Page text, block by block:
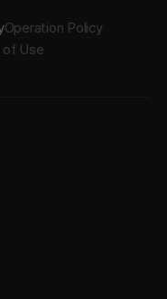
Operation Policy
of Use